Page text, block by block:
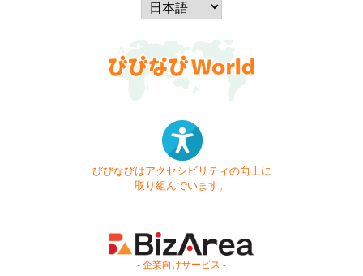
びびなびはアクセシビリティの向上に
取り組んでいます。
- 企業向けサービス -